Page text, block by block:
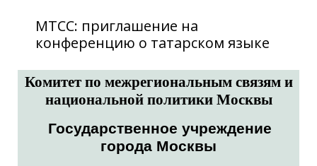
МТСС: приглашение на
конференцию о татарском языке
Комитет по межрегиональным связям и
национальной политики Москвы
Государственное учреждение
города Москвы